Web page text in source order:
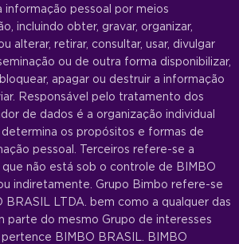
informação pessoal por meios
incluindo obter, gravar, organizar,
alterar, retirar, consultar, usar, divulgar
ou de outra forma disponibilizar,
apagar ou destruir a informação
Responsável pelo tratamento dos
de dados é a organização individual
os propósitos e formas de
pessoal. Terceiros refere-se a
que não está sob o controle de BIMBO
indiretamente. Grupo Bimbo refere-se
BRASIL LTDA. bem como a qualquer das
parte do mesmo Grupo de interesses
BIMBO BRASIL. BIMBO